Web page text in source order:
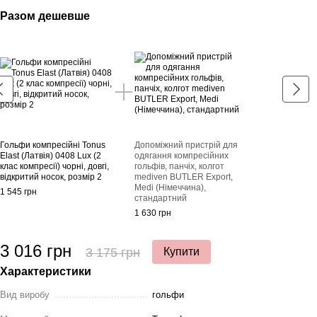
Разом дешевше
Гольфи компресійні Tonus
Elast (Латвія) 0408 Lux (2
клас компресії) чорні, довгі,
відкритий носок, розмір 2
1 545 грн
Допоміжний пристрій для
одягання компресійних
гольфів, панчіх, колгот
mediven BUTLER Export,
Medi (Німеччина),
стандартний
1 630 грн
3 016 грн 3 175 грн Купити
Характеристики
Вид виробу гольфи